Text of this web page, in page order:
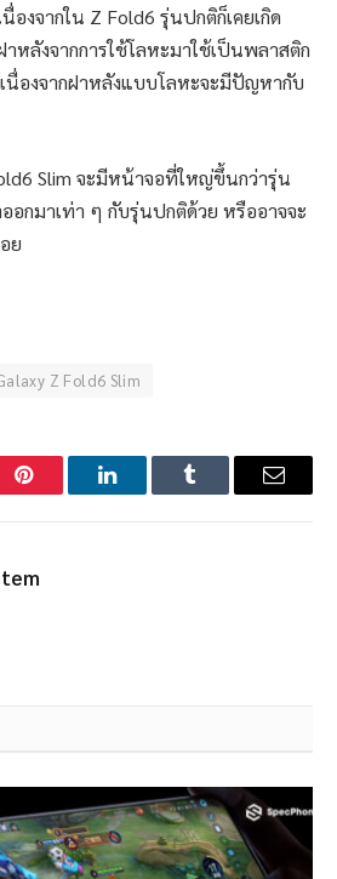
องจากใน Z Fold6 รุ่นปกติก็เคยเกิด
หลังจากการใช้โลหะมาใช้เป็นพลาสติก
นื่องจากฝาหลังแบบโลหะจะมีปัญหากับ
Slim จะมีหน้าจอที่ใหญ่ขึ้นกว่ารุ่น
อกมาเท่า ๆ กับรุ่นปกติด้วย หรืออาจจะ
ย
Z Fold6 Slim
Pinterest LinkedInTumblr Email